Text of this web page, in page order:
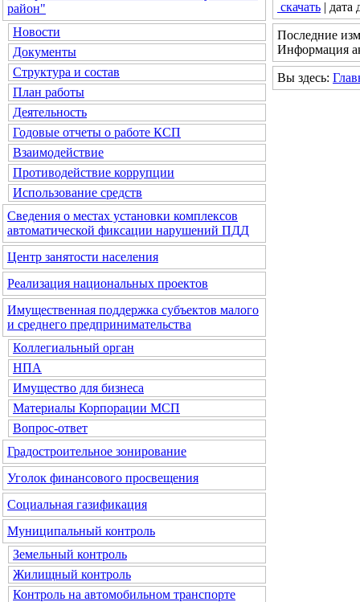
район"
Новости
Документы
Структура и состав
План работы
Деятельность
Годовые отчеты о работе КСП
Взаимодействие
Противодействие коррупции
Использование средств
Сведения о местах установки комплексов
автоматической фиксации нарушений ПДД
Центр занятости населения
Реализация национальных проектов
Имущественная поддержка субъектов малого
и среднего предпринимательства
Коллегиальный орган
НПА
Имущество для бизнеса
Материалы Корпорации МСП
Вопрос-ответ
Градостроительное зонирование
Уголок финансового просвещения
Социальная газификация
Муниципальный контроль
Земельный контроль
Жилищный контроль
Контроль на автомобильном транспорте
скачать | дата
Последние
Информация
Вы здесь: